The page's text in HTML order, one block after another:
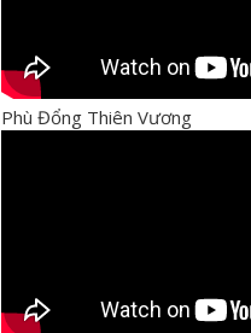
Phù Đổng Thiên Vương